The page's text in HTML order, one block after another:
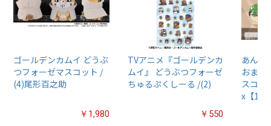
ゴールデンカムイ どうぶ
つフォーゼマスコット /
(4)尾形百之助
￥1,980
TVアニメ『ゴールデンカ
ムイ』 どうぶつフォーゼ
ちゅるぷくしーる /(2)
￥550
あんさ
おまん
スコッ
x【